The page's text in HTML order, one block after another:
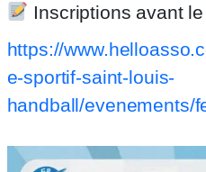
Inscriptions avant
https://
e-sportif-saint-louis-
handball/evenements/